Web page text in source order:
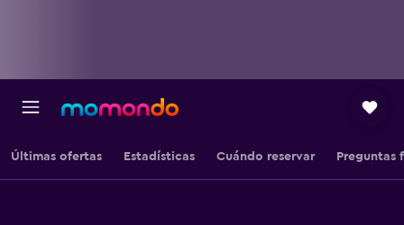
Últimas ofertas Estadísticas Cuándo reservar Preguntas